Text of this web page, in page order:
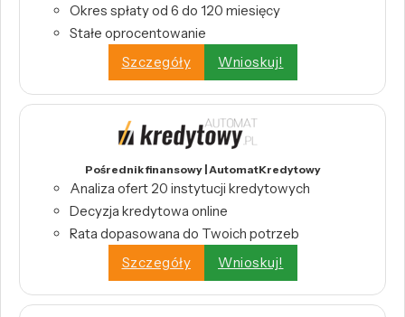
Okres spłaty od 6 do 120 miesięcy
Stałe oprocentowanie
Szczegóły
Wnioskuj!
Pośrednik finansowy | AutomatKredytowy
Analiza ofert 20 instytucji kredytowych
Decyzja kredytowa online
Rata dopasowana do Twoich potrzeb
Szczegóły
Wnioskuj!